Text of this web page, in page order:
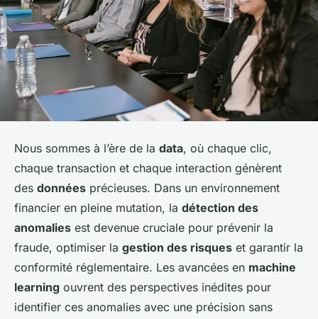
Nous sommes à l’ère de la data, où chaque clic,
chaque transaction et chaque interaction génèrent
des données précieuses. Dans un environnement
financier en pleine mutation, la détection des
anomalies est devenue cruciale pour prévenir la
fraude, optimiser la gestion des risques et garantir la
conformité réglementaire. Les avancées en machine
learning ouvrent des perspectives inédites pour
identifier ces anomalies avec une précision sans